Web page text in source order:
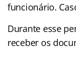
funcionário.
Durante esse
receber os